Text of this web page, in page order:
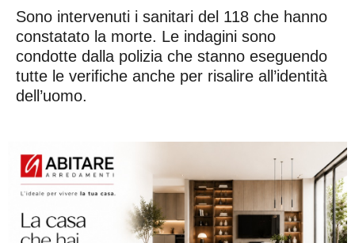
Sono intervenuti i sanitari del 118 che hanno
constatato la morte. Le indagini sono
condotte dalla polizia che stanno eseguendo
tutte le verifiche anche per risalire all’identità
dell’uomo.